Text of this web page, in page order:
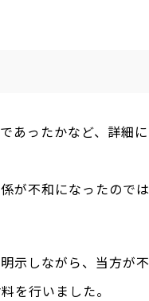
あったかなど、詳細に
が不和になったのでは
示しながら、当方が不
を行いました。